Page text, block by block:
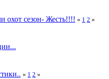
охот сезон- Жесть!!!! « 1 2 »
« 1 2 »